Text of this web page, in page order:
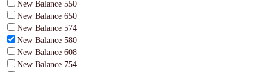
New Balance 550
New Balance 650
New Balance 574
New Balance 580
New Balance 608
New Balance 754